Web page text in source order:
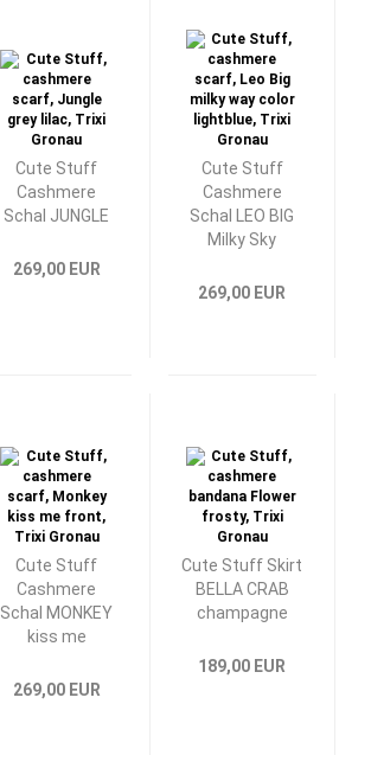
Cute Stuff
Cashmere
Schal JUNGLE
269,00 EUR
Cute Stuff
Cashmere
Schal LEO BIG
Milky Sky
269,00 EUR
Cute Stuff
Cashmere
Schal MONKEY
kiss me
269,00 EUR
Cute Stuff Skirt
BELLA CRAB
champagne
189,00 EUR